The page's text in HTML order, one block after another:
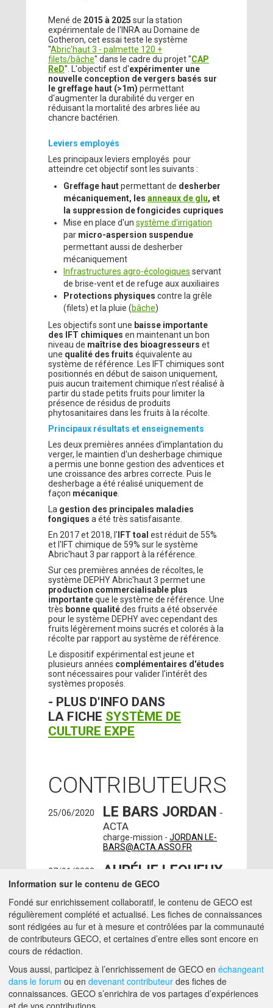
Mené de 2015 à 2025 sur la station
expérimentale de l'INRA au Domaine de
Gotheron, cet essai teste le système
"Abric'haut 3 - palmette 120 +
filets/bâche" dans le cadre du projet "CAP
ReD". L'objectif est d'expérimenter une
nouvelle conception de vergers basés sur
le greffage haut (>1m) permettant
d'augmenter la durabilité du verger en
réduisant la mortalité des arbres liée au
chancre bactérien.
Leviers employés
Les principaux leviers employés pour
atteindre cet objectif sont les suivants :
Greffage hautpermettant de desherber
mécaniquement, lesanneaux de glu, et
la suppression de fongicides cupriques
Mise en place d'unsystème d'irrigation
par micro-aspersion suspendue
permettant aussi de desherber
mécaniquement
Infrastructures agro-écologiques servant
de brise-vent et de refuge aux auxiliaires
Protections physiques contre la grêle
(filets) et la pluie (bâche)
Les objectifs sont une baisse importante
des IFT chimiques en maintenant un bon
niveau de maîtrise des bioagresseurs et
une qualité des fruitséquivalente au
système de référence. Les IFT chimiques sont
positionnés en début de saison uniquement,
puis aucun traitement chimique n'est réalisé à
partir du stade petits fruits pour limiter la
présence de résidus de produits
phytosanitaires dans les fruits à la récolte.
Principaux résultats et enseignements
Les deux premières années d'implantation du
verger, le maintien d'un desherbage chimique
a permis une bonne gestion des adventices et
une croissance des arbres correcte. Puis le
desherbage a été réalisé uniquement de
façon mécanique
La gestion des principales maladies
fongiques a été très satisfaisante.
En 2017 et 2018, l' IFT toal est réduit de 55%
et l'IFT chimique de 59% sur le système
Abric'haut 3 par rapport à la référence.
Sur ces premières années de récoltes, le
système DEPHY Abric'haut 3 permet une
production commercialisable plus
importanteque le système de référence. Une
très bonne qualitédes fruits a été observée
pour le système DEPHY avec cependant des
fruits légèrement moins sucrés et colorés à la
récolte par rapport au système de référence.
Le dispositif expérimental est jeune et
plusieurs années complémentaires d'études
sont nécessaires pour valider l'intérêt des
systèmes proposés.
- PLUS D'INFO DANS
LA FICHE SYSTÈME DE
CULTURE EXPE
CONTRIBUTEURS
25/06/2020 LE BARS JORDAN -
ACTA
charge-mission -JORDAN.LE-
BARS@ACTA.ASSO.FR
27/01/2020
AURÉLIE LEQUEUX
SAUVAGE
DEPHY - PARIS (75008)
charge-mission -
AURELIE.LEQUEUX-
SAUVAGE@APCA.CHAMBAGRI.FR
A PROPOS DE GECO AIDE
Information sur le contenu de GECO
Fondé sur enrichissement collaboratif, le contenu de GECO est
régulièrement complété et actualisé. Les fiches de connaissances
sont rédigées au fur et à mesure et contrôlées par la communauté
de contributeurs GECO, et certaines d’entre elles sont encore en
cours de rédaction.
Vous aussi, participez à l’enrichissement de GECO en échangeant
dans le forum ou en devenant contributeur des fiches de
connaissances. GECO s’enrichira de vos partages d’expériences
et de vos contributions.